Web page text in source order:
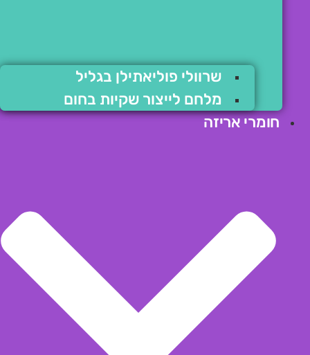
שרוולי פוליאתילן בגליל
מלחם לייצור שקיות בחום
חומרי אריזה